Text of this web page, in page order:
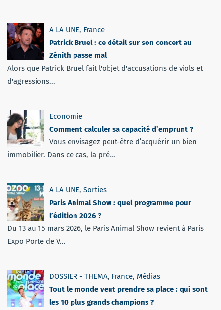
A LA UNE, France
Patrick Bruel : ce détail sur son concert au
Zénith passe mal
Alors que Patrick Bruel fait l'objet d'accusations de viols et
d'agressions...
Economie
Comment calculer sa capacité d’emprunt ?
Vous envisagez peut-être d’acquérir un bien
immobilier. Dans ce cas, la pré...
A LA UNE, Sorties
Paris Animal Show : quel programme pour
l’édition 2026 ?
Du 13 au 15 mars 2026, le Paris Animal Show revient à Paris
Expo Porte de V...
DOSSIER - THEMA, France, Médias
Tout le monde veut prendre sa place : qui sont
les 10 plus grands champions ?